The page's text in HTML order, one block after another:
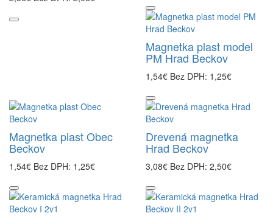
Magnetka plast model
PM Hrad Beckov
1,54€ Bez DPH: 1,25€
Magnetka plast Obec
Beckov
1,54€ Bez DPH: 1,25€
Drevená magnetka
Hrad Beckov
3,08€ Bez DPH: 2,50€